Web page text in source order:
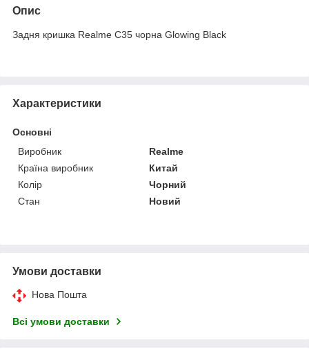
Опис
Задня кришка Realme C35 чорна Glowing Black
Характеристики
Основні
Виробник
Realme
Країна виробник
Китай
Колір
Чорний
Стан
Новий
Умови доставки
Нова Пошта
Всі умови доставки